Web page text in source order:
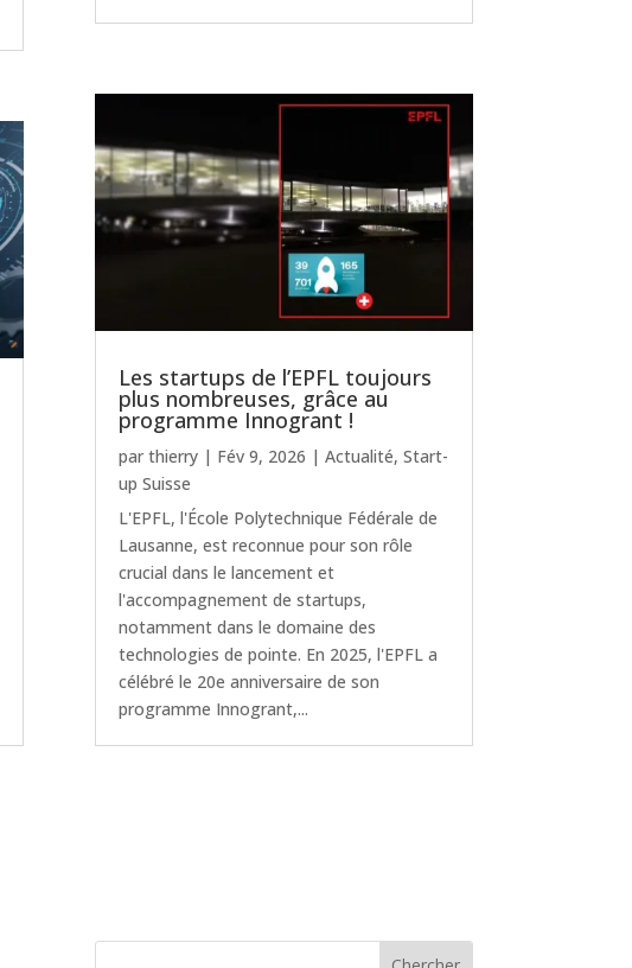
Les startups de l’EPFL toujours
plus nombreuses, grâce au
programme Innogrant !
par thierry| Fév 9, 2026 | Actualité, Start-
up Suisse
L'EPFL, l'École Polytechnique Fédérale de
Lausanne, est reconnue pour son rôle
crucial dans le lancement et
l'accompagnement de startups,
notamment dans le domaine des
technologies de pointe. En 2025, l'EPFL a
célébré le 20e anniversaire de son
programme Innogrant,...